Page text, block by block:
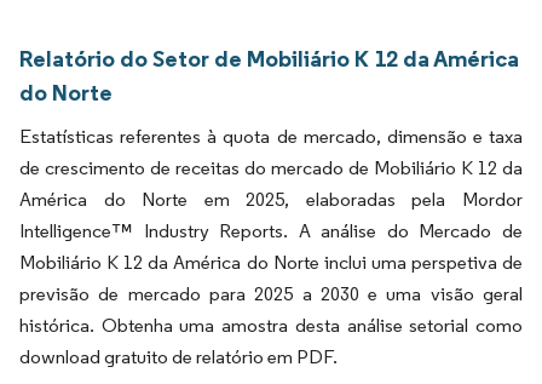
Relatório do Setor de Mobiliário K 12 da América
do Norte
Estatísticas referentes à quota de mercado, dimensão e taxa
de crescimento de receitas do mercado de Mobiliário K 12 da
América do Norte em 2025, elaboradas pela Mordor
Intelligence™ Industry Reports. A análise do Mercado de
Mobiliário K 12 da América do Norte inclui uma perspetiva de
previsão de mercado para 2025 a 2030 e uma visão geral
histórica. Obtenha uma amostra desta análise setorial como
download gratuito de relatório em PDF.